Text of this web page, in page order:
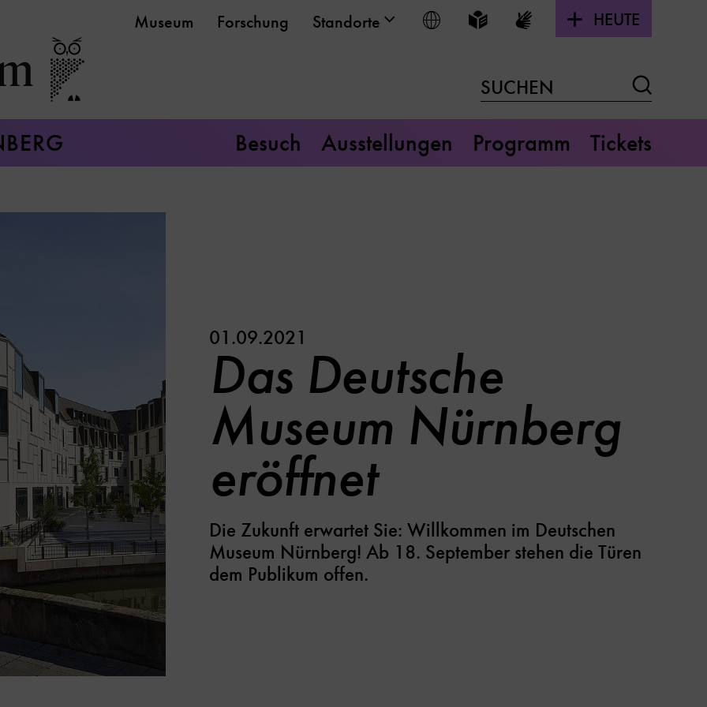
Museum Forschung Standorte Sprache wählen
Leichte Sprache
Gebärdensprache
HEUTE
SUCHEN
Besuch Ausstellungen Programm Tickets
01.09.2021
Das Deutsche
Museum Nürnberg
eröffnet
Die Zukunft erwartet Sie: Willkommen im Deutschen
Museum Nürnberg! Ab 18. September stehen die Türen
dem Publikum offen.